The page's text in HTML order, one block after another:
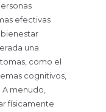
efectivas
bienestar
una
como el
cognitivos,
menudo,
físicamente